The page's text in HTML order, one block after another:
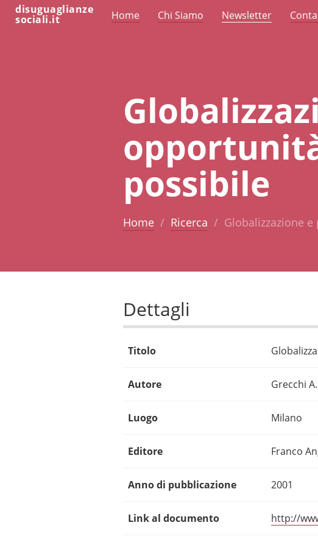
disuguaglianze
sociali.it Home Chi Siamo Newsletter
possibile
Home Ricerca Globalizzazione
Dettagli
Titolo
Autore Grecchi A.
Luogo Milano
Editore Franco
Anno di pubblicazione 2001
Link al documento http://